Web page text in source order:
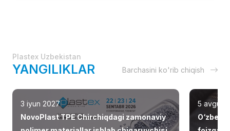
Plastex Uzbekistan
YANGILIKLAR Barchasini ko'rib chiqish
3 iyun 2027
NovoPlast TPE Chirchiqdagi zamonaviy
5 avgust